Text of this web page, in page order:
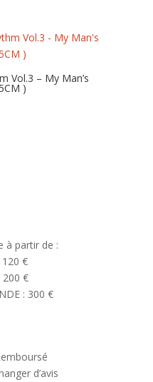
Vol.3 – My Man’s
)
à partir de :
120 €
200 €
: 300 €
d’avis